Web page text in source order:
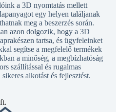
a 3D nyomtatás mellett
egy helyen találjanak
meg a beszerzés során.
azon dolgozik, hogy a 3D
tartsa, és ügyfeleinket
segítse a megfelelő termékek
a minőség, a megbízhatóság
szállítással és rugalmas
alkotást és fejlesztést.